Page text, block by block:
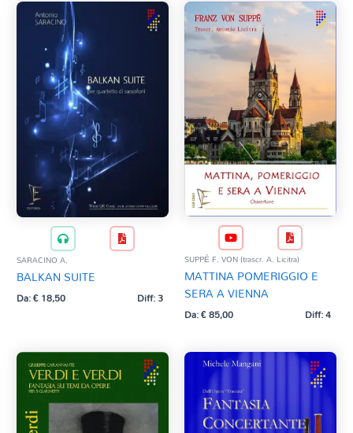
SARACINO A.
BALKAN SUITE
Da:€18,50 Diff: 3
SUPPÉ F. VON (trascr. A. Licitra)
MATTINA POMERIGGIO E
SERA A VIENNA
Da:€85,00 Diff: 4